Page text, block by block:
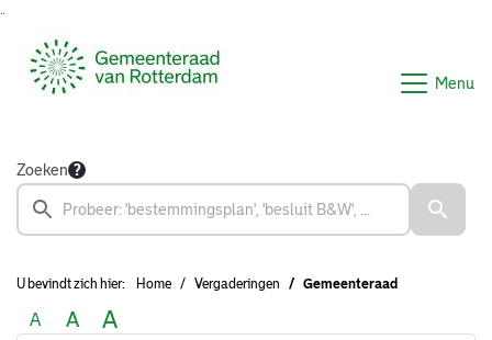
Menu
Zoeken
U bevindt zich hier: Home Vergaderingen Gemeenteraad
A A A